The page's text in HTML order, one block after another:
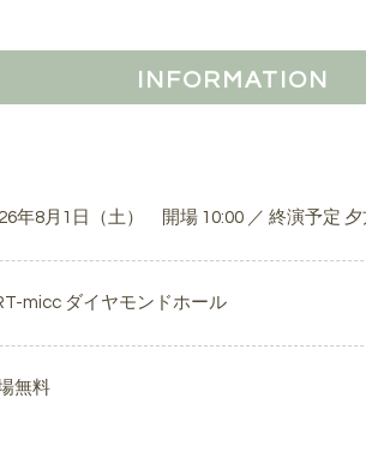
INFORMATION
年8月1日（土） 開場 10:00 ／ 終演予定 夕
micc ダイヤモンドホール
無料